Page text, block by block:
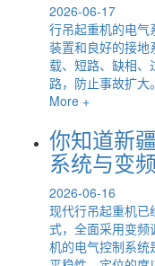
2026-06-17
行吊起重机的电气
装置和良好的接地
载、短路、缺相、
路，防止事故扩
More +
你知道新
系统与变
2026-06-16
现代行吊起重机已
式，全面采用变频
机的电气控制系统